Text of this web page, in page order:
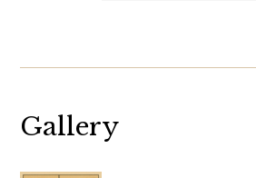
Gallery